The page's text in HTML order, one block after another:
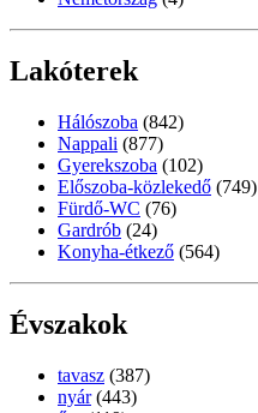
Lakóterek
Hálószoba (842)
Nappali (877)
Gyerekszoba (102)
Előszoba-közlekedő (749)
Fürdő-WC (76)
Gardrób (24)
Konyha-étkező (564)
Évszakok
tavasz (387)
nyár (443)